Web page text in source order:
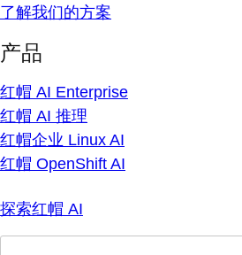
了解我们的方案
产品
红帽 AI Enterprise
红帽 AI 推理
红帽企业 Linux AI
红帽 OpenShift AI
探索红帽 AI